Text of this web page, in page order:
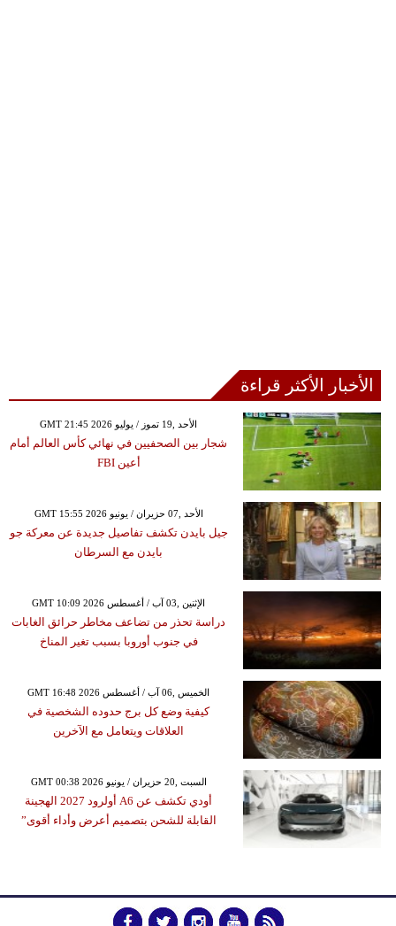
الأخبار الأكثر قراءة
GMT 21:45 2026 الأحد ,19 تموز / يوليو
شجار بين الصحفيين في نهائي كأس العالم أمام
أعين FBI
GMT 15:55 2026 الأحد ,07 حزيران / يونيو
جيل بايدن تكشف تفاصيل جديدة عن معركة جو
بايدن مع السرطان
GMT 10:09 2026 الإثنين ,03 آب / أغسطس
دراسة تحذر من تضاعف مخاطر حرائق الغابات
في جنوب أوروبا بسبب تغير المناخ
GMT 16:48 2026 الخميس ,06 آب / أغسطس
كيفية وضع كل برج حدوده الشخصية في
العلاقات ويتعامل مع الآخرين
GMT 00:38 2026 السبت ,20 حزيران / يونيو
أودي تكشف عن A6 أولرود 2027 الهجينة
القابلة للشحن بتصميم أعرض وأداء أقوى”